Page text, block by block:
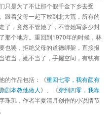
只是为了不让那个假千金下乡去受
跟着父母一起下放到北大荒，所有的
了，竟然不管她了，不管她写多少封
那个地方。重回到1970年的时候，林
也罢，拒绝父母的道德绑架，直接报
谁当，她不当了，手握空间，有钱有
的作品包括：《重回七零，我有颜有
剧本教他做人 》、《穿到四零，我靠
珠玑，作者半夏清月创作的小说情节